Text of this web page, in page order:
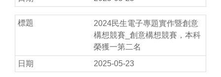
2024民生電子專題實作暨創意
構想競賽_創意構想競賽，本科
榮獲一第二名
2025-05-23